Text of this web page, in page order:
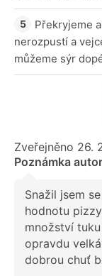
Překryjeme
nerozpustí a
můžeme sýr
Zveřejněno 26.
Poznámka
Snažil jsem
hodnotu
množství
opravdu
dobrou chuť